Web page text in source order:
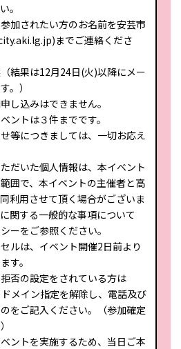
。
加されたい方のお名前を安芸市
までご連絡くださ
結果は12月24日(火)以降にメー
。）
し込みはできません。
ントは３件までです。
等につきましては、一切お応え
だいた個人情報は、本イベント
囲で、本イベントの主催者と高
利用させて頂く場合がございま
関する一般的な事項について
ーをご参照ください。
ルは、イベント開催2日前より
す。
否の設定をされている方は
メイン指定を解除し、電話及び
をご記入ください。（参加確定
ントを実施するため、当日ご本